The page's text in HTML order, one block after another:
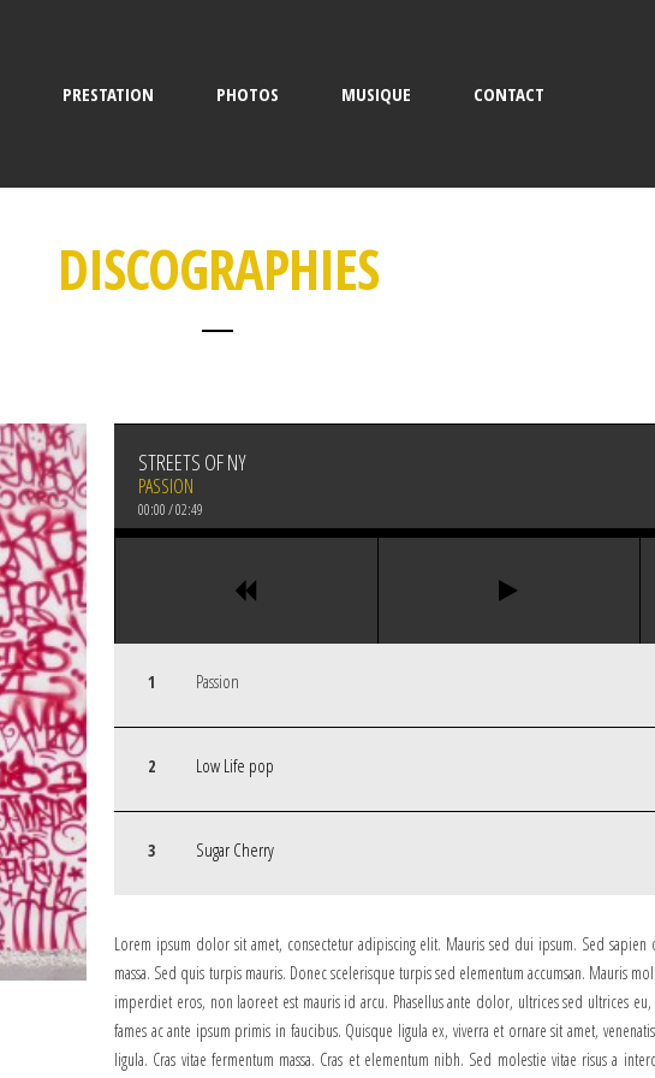
PRESTATION PHOTOS MUSIQUE CONTACT
DISCOGRAPHIES
Passion
Low Life pop
Sugar Cherry
STREETS OF NY
PASSION
00:00/02:49
Lorem ipsum dolor sit amet, consectetur adipiscing elit. Mauris sed dui ipsum. Sed
massa. Sed quis turpis mauris. Donec scelerisque turpis sed elementum accumsan. Mauris
imperdiet eros, non laoreet est mauris id arcu. Phasellus ante dolor, ultrices sed ultrices
fames ac ante ipsum primis in faucibus. Quisque ligula ex, viverra et ornare sit amet,
ligula. Cras vitae fermentum massa. Cras et elementum nibh. Sed molestie vitae risus a